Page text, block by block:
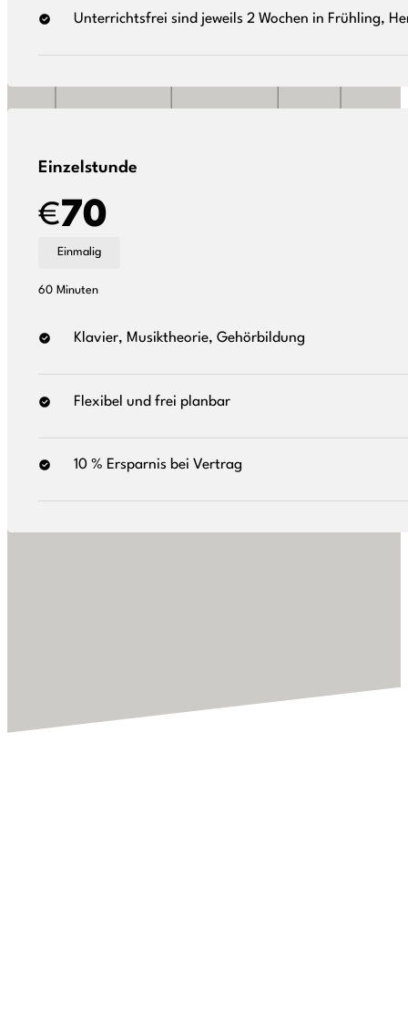
Unterrichtsfrei sind jeweils 2 Wochen in Frühling,
Einzelstunde
€70
Einmalig
60 Minuten
Klavier, Musiktheorie, Gehörbildung
Flexibel und frei planbar
10 % Ersparnis bei Vertrag